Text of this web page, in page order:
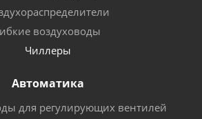
воздуховоды
Чиллеры
Автоматика
для регулирующих вентилей